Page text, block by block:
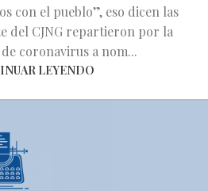
con el pueblo”, eso dicen las
del CJNG repartieron por la
coronavirus a nom...
LEYENDO